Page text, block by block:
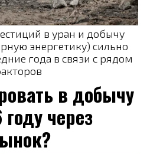
в уран и добычу
энергетику) сильно
года в связи с рядом
в добычу
через